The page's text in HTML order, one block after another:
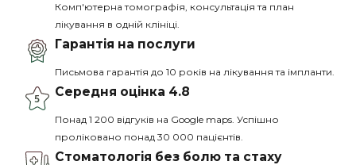
Комп'ютерна томографія, консультація та план
лікування в одній клініці.
Гарантія на послуги
Письмова гарантія до 10 років на лікування та імпланти.
Середня оцінка 4.8
Понад 1 200 відгуків на Google maps. Успішно
проліковано понад 30 000 пацієнтів.
Стоматологія без болю та стаху